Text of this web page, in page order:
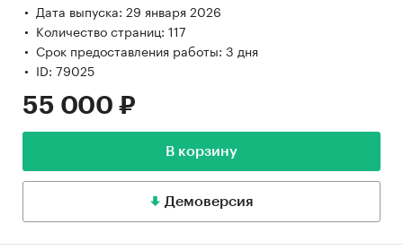
Дата выпуска: 29 января 2026
Количество страниц: 117
Срок предоставления работы: 3 дня
ID: 79025
55 000 ₽
В корзину
Демоверсия